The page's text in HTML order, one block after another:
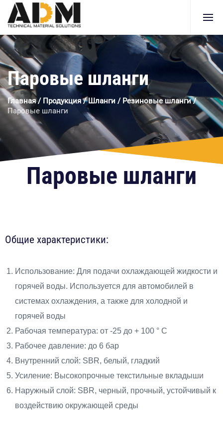
Паровые шланги
Главная/ Продукция/Шланги / Резиновые шланги/
Паровые шланги
Паровые шланги
Общие характеристики:
Использование: Для подачи охлаждающей жидкости и
горячей воды. Используется для автомобилей в
системах охлаждения, а также для холодной и
горячей воды
Рабочая температура: от -25 до + 100 ° С
Рабочее давление: до 6 бар
Внутренний слой: SBR, белый, гладкий
Усиление: Высокопрочные текстильные вкладыши
Наружный слой: SBR, черный, прочный, устойчивый к
воздействию окружающей среды